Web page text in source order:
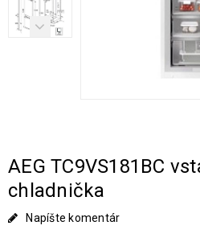
AEG TC9VS181BC
chladnička
Napíšte komentár